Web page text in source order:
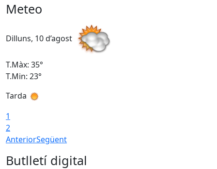
Meteo
Dilluns, 10 d’agost
T.Màx: 35°
T.Min: 23°
Tarda
1
2
AnteriorSegüent
Butlletí digital